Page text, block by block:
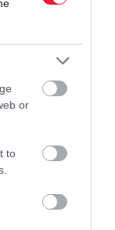
or
to
33-38 fok
kevésbé hoznak…